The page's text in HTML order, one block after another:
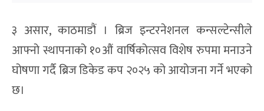
३ असार, काठमाडौं । ब्रिज इन्टरनेशनल कन्सल्टेन्सीले
आफ्नो स्थापनाको १०औं वार्षिकोत्सव विशेष रुपमा मनाउने
घोषणा गर्दै ब्रिज डिकेड कप २०२५ को आयोजना गर्ने भएको
छ।